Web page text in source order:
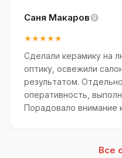
Саня Макаров
★★★★★
Сделали керамику на
оптику, освежили
результатом.
оперативность,
Порадовало внимание
Все